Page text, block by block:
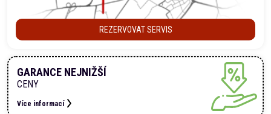
REZERVOVAT SERVIS
GARANCE NEJNIŽŠÍ
CENY
Více informací